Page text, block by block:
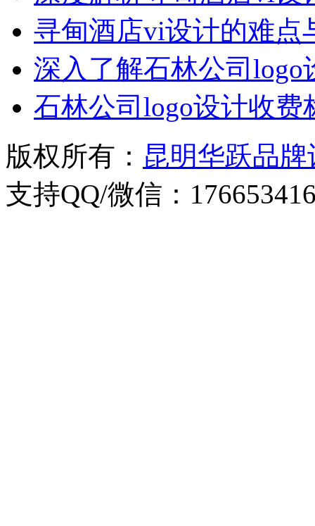
寻甸酒店vi设计的难点
深入了解石林公司logo
石林公司logo设计收费
版权所有： 昆明华跃品
支持QQ/微信：